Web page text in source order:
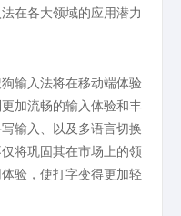
在各大领域的应用潜力
输入法将在移动端体验
加流畅的输入体验和丰
输入、以及多语言切换
将巩固其在市场上的领
验，使打字变得更加轻